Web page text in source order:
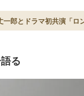
郎とドラマ初共演「ロ
る